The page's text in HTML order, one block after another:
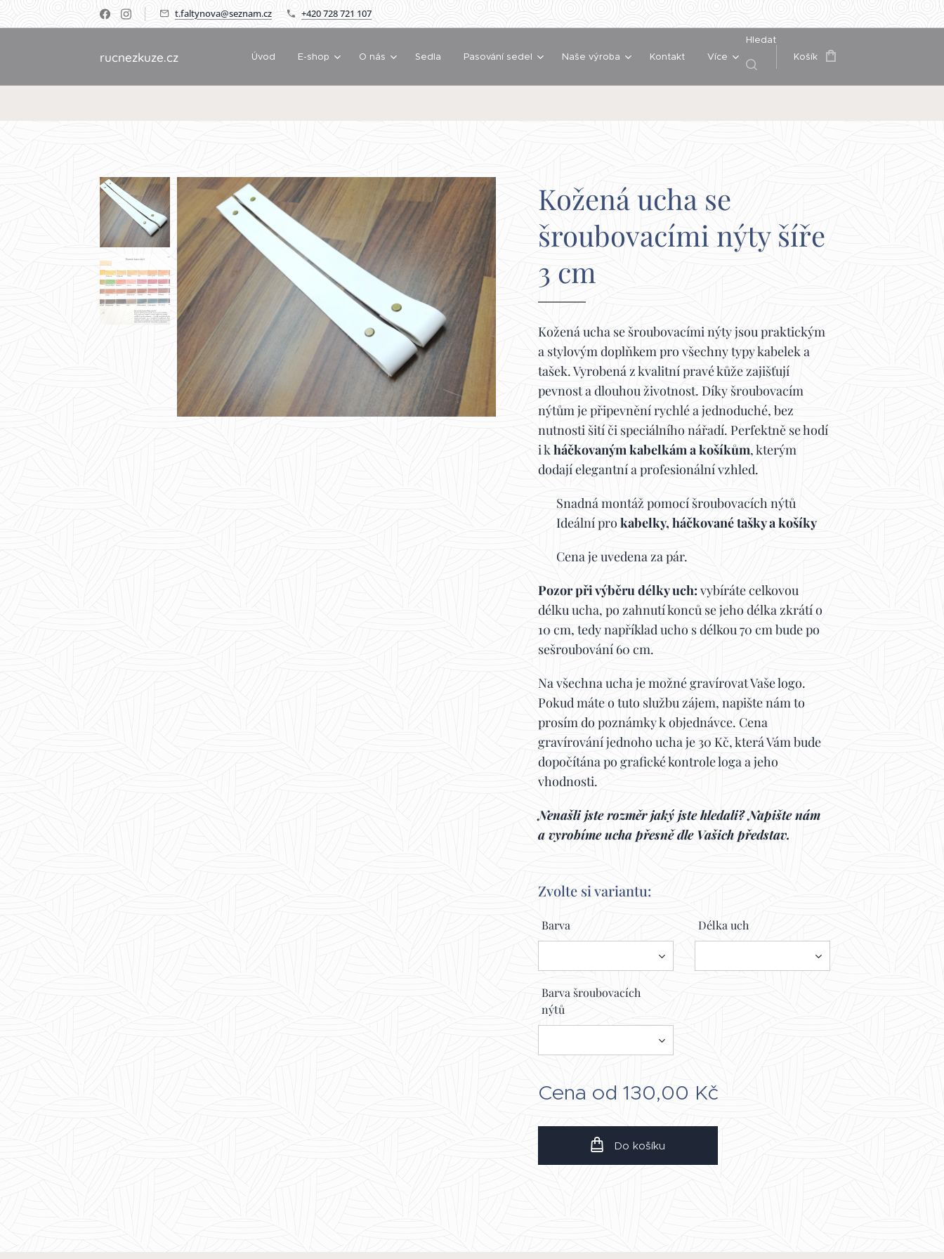
t.faltynova@seznam.cz +420 728 721 107
rucnezkuze.cz Úvod E-shop O nás Sedla Pasování sedel Naše výroba Kontakt Více
Hledat
Košík
Kožená ucha se
šroubovacími nýty šíře
3 cm
Kožená ucha se šroubovacími nýty jsou praktickým
a stylovým doplňkem pro všechny typy kabelek a
tašek. Vyrobená z kvalitní pravé kůže zajišťují
pevnost a dlouhou životnost. Díky šroubovacím
nýtům je připevnění rychlé a jednoduché, bez
nutnosti šití či speciálního nářadí. Perfektně se hodí
i kháčkovaným kabelkám a košíkům, kterým
dodají elegantní a profesionální vzhled.
✔️ Snadná montáž pomocí šroubovacích nýtů
✔️ Ideální prokabelky, háčkované tašky a košíky
✔️ Cena je uvedena za pár.
Pozor při výběru délky uch: vybíráte celkovou
délku ucha, po zahnutí konců se jeho délka zkrátí o
10 cm, tedy například ucho s délkou 70 cm bude po
sešroubování 60 cm.
Na všechna ucha je možné gravírovat Vaše logo.
Pokud máte o tuto službu zájem, napište nám to
prosím do poznámky k objednávce. Cena
gravírování jednoho ucha je 30 Kč, která Vám bude
dopočítána po grafické kontrole loga a jeho
vhodnosti.
Nenašli jste rozměr jaký jste hledali?Napište nám
a vyrobíme ucha přesně dle Vašich představ.
Zvolte si variantu:
Barva Délka uch
Barva šroubovacích
nýtů
Cena od130,00 Kč
Do košíku